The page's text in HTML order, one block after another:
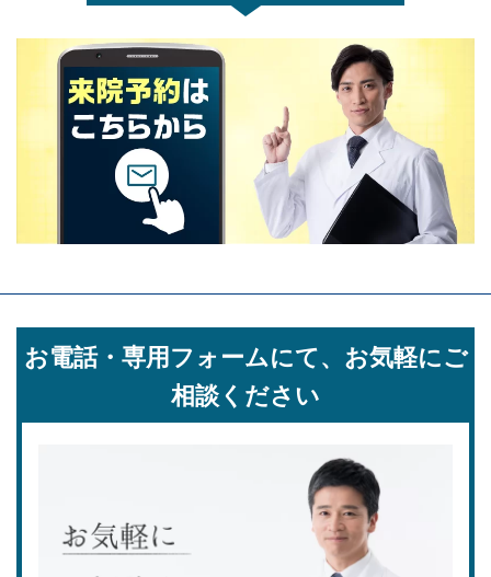
お電話・専用フォームにて、お気軽にご
相談ください